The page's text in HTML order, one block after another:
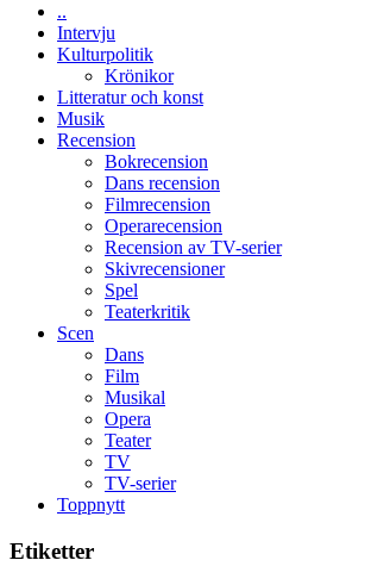
..
Intervju
Kulturpolitik
Krönikor
Litteratur och konst
Musik
Recension
Bokrecension
Dans recension
Filmrecension
Operarecension
Recension av TV-serier
Skivrecensioner
Spel
Teaterkritik
Scen
Dans
Film
Musikal
Opera
Teater
TV
TV-serier
Toppnytt
Etiketter